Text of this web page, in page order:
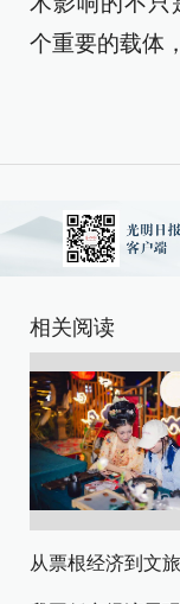
个重要的载体
相关阅读